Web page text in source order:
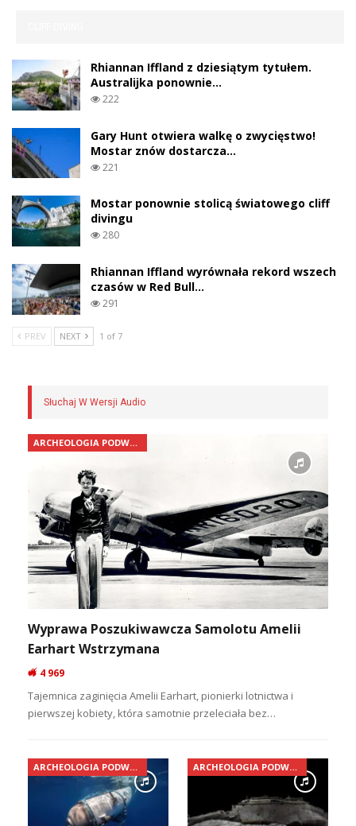
Rhiannan Iffland z dziesiątym tytułem.
Australijka ponownie…
222
Gary Hunt otwiera walkę o zwycięstwo!
Mostar znów dostarcza…
221
Mostar ponownie stolicą światowego cliff
divingu
280
Rhiannan Iffland wyrównała rekord wszech
czasów w Red Bull…
291
PREV NEXT 1 of 7
Słuchaj W Wersji Audio
ARCHEOLOGIA PODWODNA
Wyprawa Poszukiwawcza Samolotu Amelii
Earhart Wstrzymana
4 969
Tajemnica zaginięcia Amelii Earhart, pionierki lotnictwa i
pierwszej kobiety, która samotnie przeleciała bez…
ARCHEOLOGIA PODWODNA ARCHEOLOGIA PODWODNA